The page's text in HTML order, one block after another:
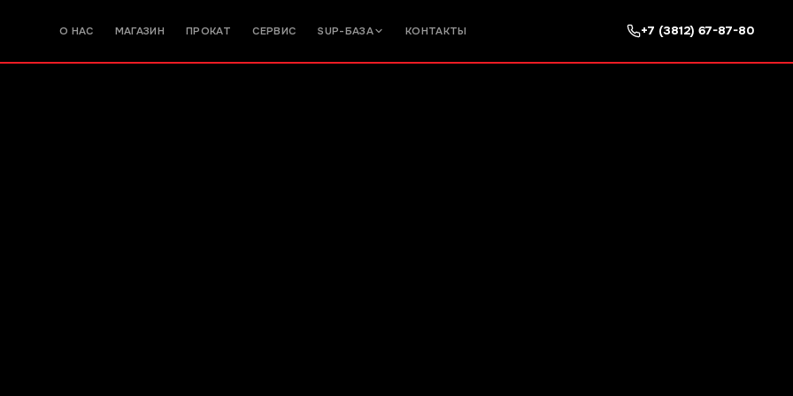
О НАС МАГАЗИН ПРОКАТ СЕРВИС SUP-БАЗА КОНТАКТЫ +7 (3812) 67-87-80